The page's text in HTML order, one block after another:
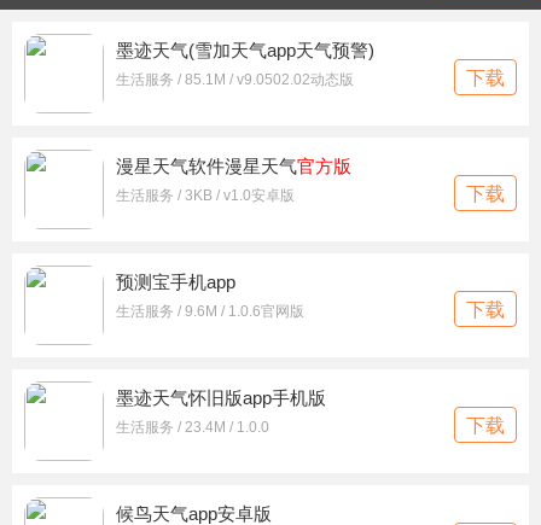
非常准确的天气信息，由权威发布，非常的可靠，让你的出行
更加的有保障和安全，值得推荐给大家，软件内还有各种天气
相关的新闻资讯信息随时播报，非常的不错，如果你经常需要
看天气出行的话，一定要来骑士下载使用哦。
墨迹天气(雪加天气app天气预警)
生活服务 / 85.1M / v9.0502.02动态版 下载
漫星天气软件漫星天气官方版
生活服务 / 3KB / v1.0安卓版 下载
预测宝手机app
生活服务 / 9.6M / 1.0.6官网版 下载
墨迹天气怀旧版app手机版
生活服务 / 23.4M / 1.0.0 下载
候鸟天气app安卓版